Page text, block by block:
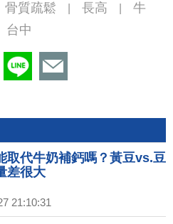
骨質疏鬆 長高
牛
台中
取代牛奶補鈣嗎？黃豆vs.豆
差很大
21:10:31